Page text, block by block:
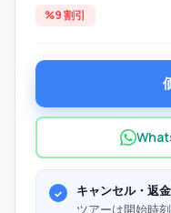
%9 割引
キャンセル・返金
ツアーは開始時